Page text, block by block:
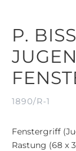
P.
1890/R-1
Fenstergriff
Rastung (68 x